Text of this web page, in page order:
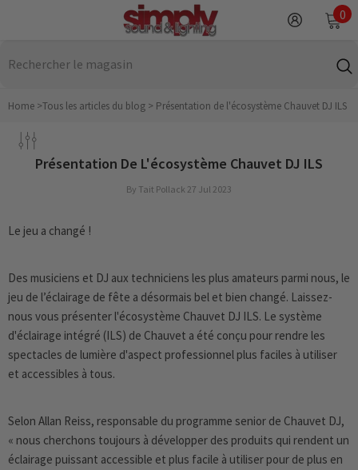
0
0
Home >Tous les articles du blog > Présentation de l'écosystème Chauvet DJ ILS
Présentation De L'écosystème Chauvet DJ ILS
By Tait Pollack 27 Jul 2023
Le jeu a changé !
Des musiciens et DJ aux techniciens les plus amateurs parmi nous, le
jeu de l’éclairage de fête a désormais bel et bien changé. Laissez-
nous vous présenter l'écosystème Chauvet DJ ILS. Le système
d'éclairage intégré (ILS) de Chauvet a été conçu pour rendre les
spectacles de lumière d'aspect professionnel plus faciles à utiliser
et accessibles à tous.
Selon Allan Reiss, responsable du programme senior de Chauvet DJ,
« nous cherchons toujours à développer des produits qui rendent un
éclairage puissant accessible et plus facile à utiliser pour de plus en